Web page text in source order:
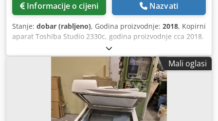
Informacije o cijeni Nazvati
Stanje: dobar (rabljeno), Godina proizvodnje: 2018, Kopirni
aparat Toshiba Studio 2330c, godina proizvodnje cca 2018.
Mali oglasi